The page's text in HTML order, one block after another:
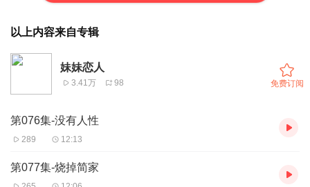
以上内容来自专辑
妹妹恋人
3.41万 98 免费订阅
第076集-没有人性
289 12:13
第077集-烧掉简家